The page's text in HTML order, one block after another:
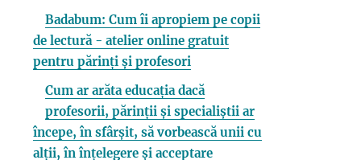
Badabum: Cum îi apropiem pe copii
de lectură - atelier online gratuit
pentru părinți și profesori
Cum ar arăta educația dacă
profesorii, părinții și specialiștii ar
începe, în sfârșit, să vorbească unii cu
alții, în înțelegere și acceptare